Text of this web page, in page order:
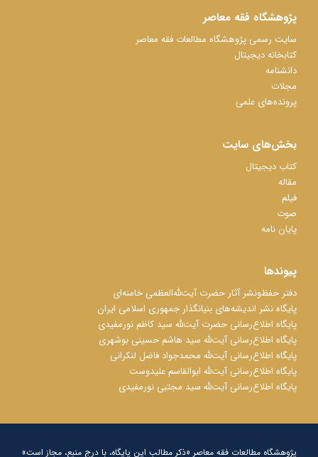
پژوهشگاه فقه معاصر
سایت رسمی پژوهشگاه مطالعات فقه معاصر
کتابخانه دیجیتال
دانشنامه
مجلات
پرونده‌های علمی
بخش‌های سایت
کتاب دیجیتال
مقاله
فیلم
صوت
پایان نامه
پیوندها
دفتر حفظ‌‌‌ونشر آثار حضرت آیت‌ﷲ‌العظمی خامنه‌ای
پایگاه نشر اندیشه‌های بنیانگذار جمهوری اسلامی ایران
پایگاه اطلاع‌رسانی حضرت آیت‌ﷲ سید کاظم نورمفیدی
پایگاه اطلاع‌رسانی آیت‌ﷲ سید هاشم حسینی بوشهری
پایگاه اطلاع‌رسانی آیت‌ﷲ محمدجواد فاضل لنکرانی
پایگاه اطلاع‌رسانی آیت‌ﷲ ابوالقاسم علیدوست
پایگاه اطلاع‌رسانی آیت‌ﷲ سید مجتبی نورمفیدی
پژوهشگاه مطالعات فقه معاصر «ذکر مطالب این پایگاه، با درج منبع، مجاز است»